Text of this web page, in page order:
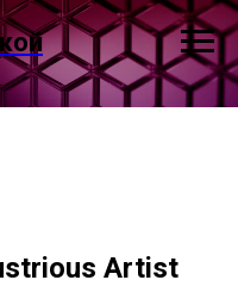
Artist